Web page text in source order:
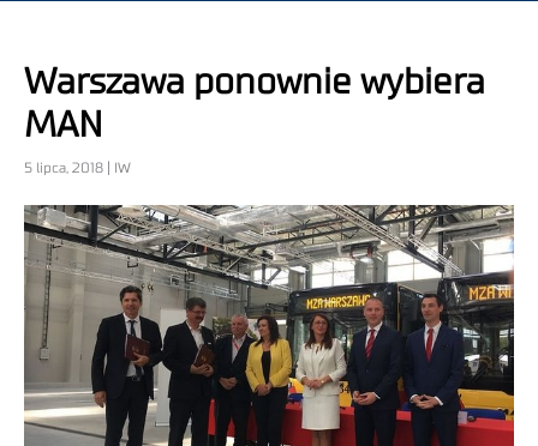
Warszawa ponownie wybiera
MAN
5 lipca, 2018 | IW